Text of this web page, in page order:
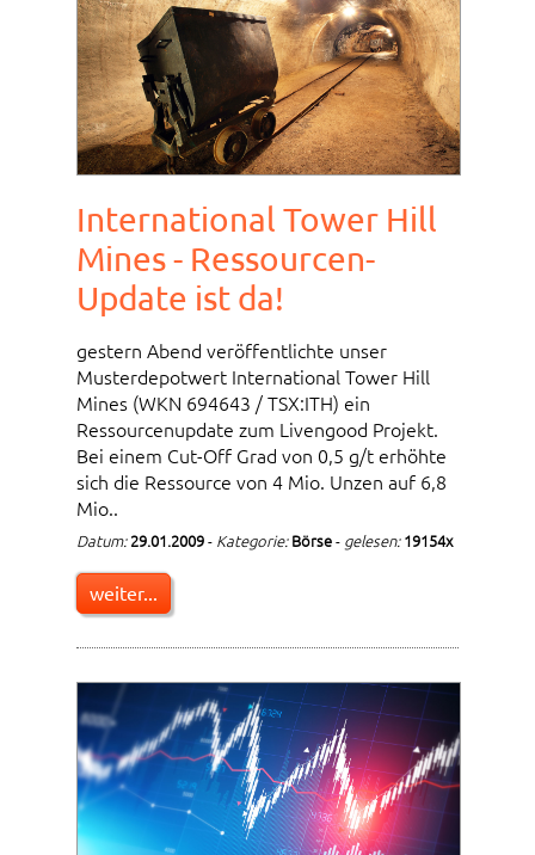
International Tower Hill
Mines - Ressourcen-
Update ist da!
gestern Abend veröffentlichte unser
Musterdepotwert International Tower Hill
Mines (WKN 694643 / TSX:ITH) ein
Ressourcenupdate zum Livengood Projekt.
Bei einem Cut-Off Grad von 0,5 g/t erhöhte
sich die Ressource von 4 Mio. Unzen auf 6,8
Mio..
Datum: 29.01.2009- Kategorie: Börse- gelesen: 19154x
weiter...